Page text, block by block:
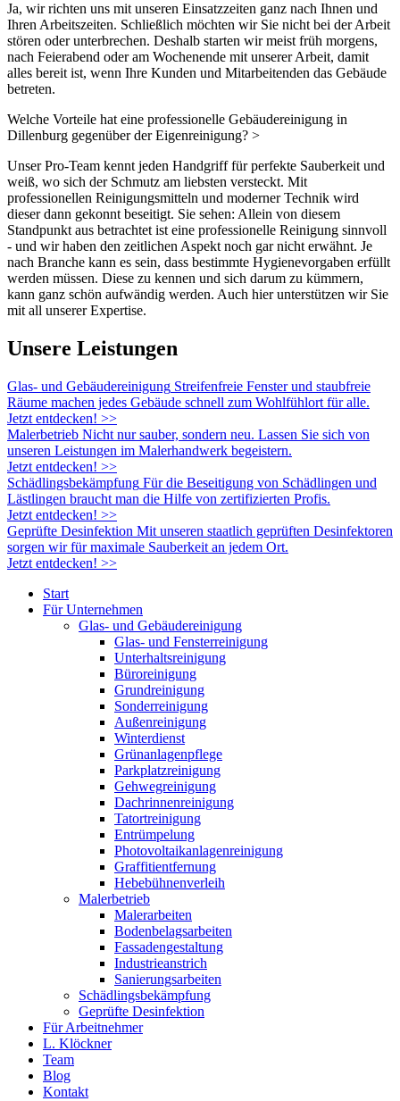
Ja, wir richten uns mit unseren Einsatzzeiten ganz nach Ihnen und
Ihren Arbeitszeiten. Schließlich möchten wir Sie nicht bei der Arbeit
stören oder unterbrechen. Deshalb starten wir meist früh morgens,
nach Feierabend oder am Wochenende mit unserer Arbeit, damit
alles bereit ist, wenn Ihre Kunden und Mitarbeitenden das Gebäude
betreten.
Welche Vorteile hat eine professionelle Gebäudereinigung in
Dillenburg gegenüber der Eigenreinigung? >
Unser Pro-Team kennt jeden Handgriff für perfekte Sauberkeit und
weiß, wo sich der Schmutz am liebsten versteckt. Mit
professionellen Reinigungsmitteln und moderner Technik wird
dieser dann gekonnt beseitigt. Sie sehen: Allein von diesem
Standpunkt aus betrachtet ist eine professionelle Reinigung sinnvoll
- und wir haben den zeitlichen Aspekt noch gar nicht erwähnt. Je
nach Branche kann es sein, dass bestimmte Hygienevorgaben erfüllt
werden müssen. Diese zu kennen und sich darum zu kümmern,
kann ganz schön aufwändig werden. Auch hier unterstützen wir Sie
mit all unserer Expertise.
Unsere Leistungen
Glas- und Gebäude­reinigung Streifenfreie Fenster und staubfreie
Räume machen jedes Gebäude schnell zum Wohlfühlort für alle.
Jetzt entdecken! >>
Malerbetrieb Nicht nur sauber, sondern neu. Lassen Sie sich von
unseren Leistungen im Malerhandwerk begeistern.
Jetzt entdecken! >>
Schädlings­bekämpfung Für die Beseitigung von Schädlingen und
Lästlingen braucht man die Hilfe von zertifizierten Profis.
Jetzt entdecken! >>
Geprüfte Desinfektion Mit unseren staatlich geprüften Desinfektoren
sorgen wir für maximale Sauberkeit an jedem Ort.
Jetzt entdecken! >>
Start
Für Unternehmen
Glas- und Gebäudereinigung
Glas- und Fensterreinigung
Unterhaltsreinigung
Büroreinigung
Grundreinigung
Sonderreinigung
Außenreinigung
Winterdienst
Grünanlagenpflege
Parkplatzreinigung
Gehwegreinigung
Dachrinnenreinigung
Tatortreinigung
Entrümpelung
Photovoltaikanlagenreinigung
Graffitientfernung
Hebebühnenverleih
Malerbetrieb
Malerarbeiten
Bodenbelagsarbeiten
Fassadengestaltung
Industrieanstrich
Sanierungsarbeiten
Schädlingsbekämpfung
Geprüfte Desinfektion
Für Arbeitnehmer
L. Klöckner
Team
Blog
Kontakt